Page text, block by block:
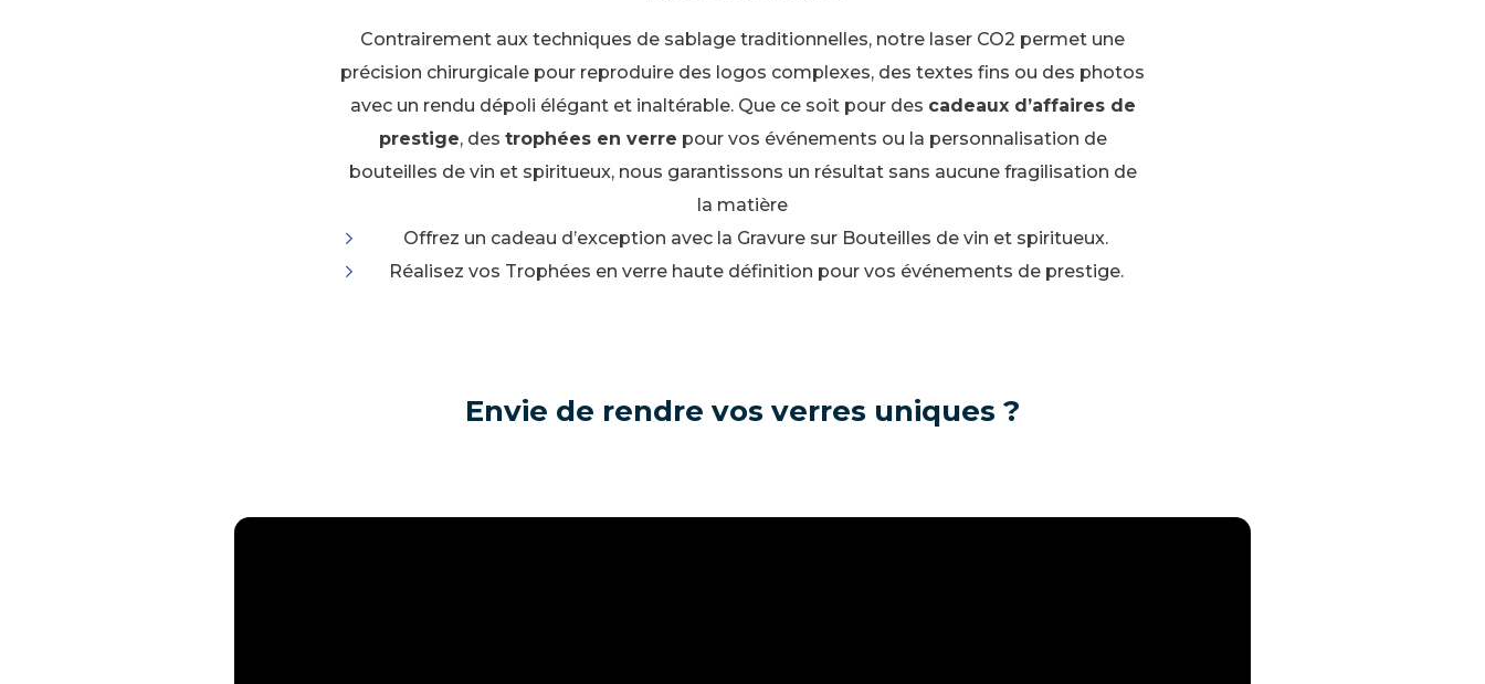
Contrairement aux techniques de sablage traditionnelles, notre laser CO2 permet une
précision chirurgicale pour reproduire des logos complexes, des textes fins ou des photos
avec un rendu dépoli élégant et inaltérable. Que ce soit pour des cadeaux d’affaires de
prestige, des trophées en verre pour vos événements ou la personnalisation de
bouteilles de vin et spiritueux, nous garantissons un résultat sans aucune fragilisation de
la matière
Offrez un cadeau d’exception avec la Gravure sur Bouteilles de vin et spiritueux.
Réalisez vos Trophées en verrehaute définition pour vos événements de prestige.
Envie de rendre vos verres uniques ?